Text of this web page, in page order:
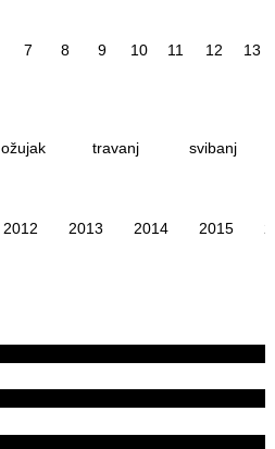
7 8 9 10 11 12 13
ožujak travanj svibanj
2012 2013 2014 2015